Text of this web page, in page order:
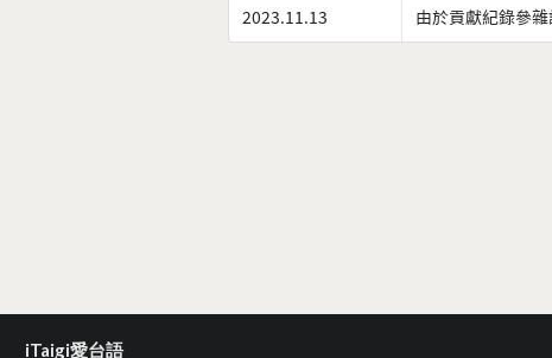
2023.11.13 由於貢獻紀錄參
iTaigi愛台語